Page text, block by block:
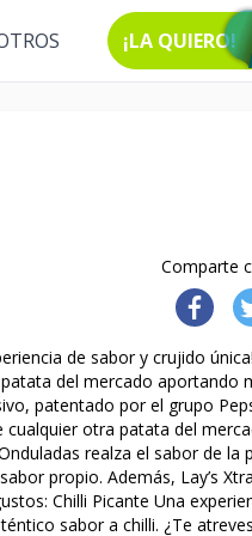
¡LA QUIERO!
Comparte
de sabor y crujido
del mercado aportando
patentado por el grupo
cualquier otra patata del
realza el sabor de la
propio. Además, Lay’s
Chilli Picante Una
sabor a chilli. ¿Te